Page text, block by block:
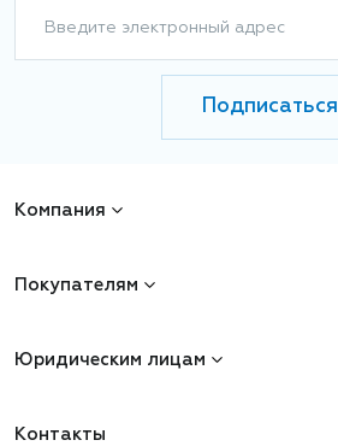
Введите электронный адрес
Подписаться
Компания
Покупателям
Юридическим лицам
Контакты